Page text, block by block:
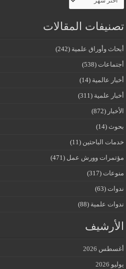
تصنيفات المقالات
أبحاث وأوراق علمية (242)
أجتماعات (538)
أخبار عالمية (14)
أخبار علمية (311)
الأخبار (872)
بحوث (14)
خدمات الباحثين (11)
مؤتمرات وورش عمل (471)
منوعات (317)
ندوات (63)
ندوات علمية (88)
الأرشيف
أغسطس 2026
يوليو 2026